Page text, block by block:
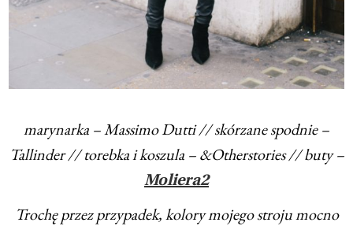
marynarka – Massimo Dutti // skórzane spodnie –
Tallinder // torebka i koszula – &Otherstories // buty –
Moliera2
Trochę przez przypadek, kolory mojego stroju mocno